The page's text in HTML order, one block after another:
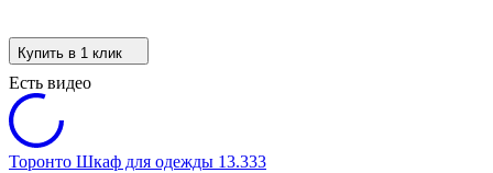
Купить в 1 клик
Есть видео
Торонто Шкаф для одежды 13.333